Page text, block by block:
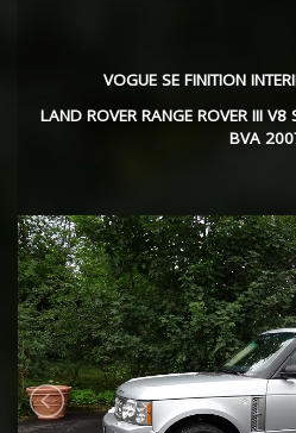
VOGUE SE FINITION
LAND ROVER RANGE ROVER III V8
BVA